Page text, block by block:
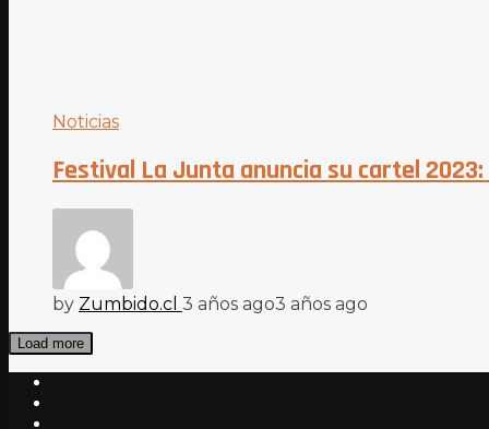
Noticias
Festival La Junta anuncia su cartel
by Zumbido.cl 3 años ago3 años ago
Load more